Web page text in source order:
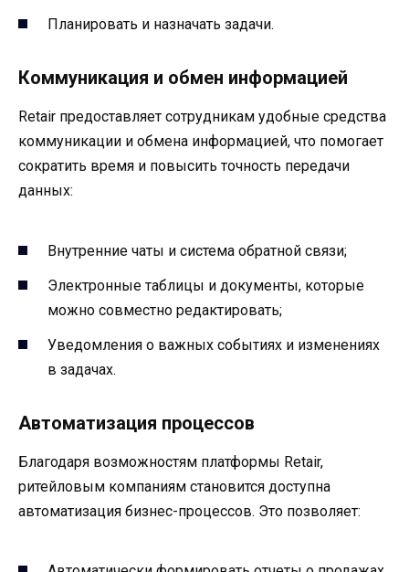
Планировать и назначать задачи.
Коммуникация и обмен информацией
Retair предоставляет сотрудникам удобные средства
коммуникации и обмена информацией, что помогает
сократить время и повысить точность передачи
данных:
Внутренние чаты и система обратной связи;
Электронные таблицы и документы, которые
можно совместно редактировать;
Уведомления о важных событиях и изменениях
в задачах.
Автоматизация процессов
Благодаря возможностям платформы Retair,
ритейловым компаниям становится доступна
автоматизация бизнес-процессов. Это позволяет: